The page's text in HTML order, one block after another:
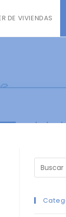
DE VIVIENDAS